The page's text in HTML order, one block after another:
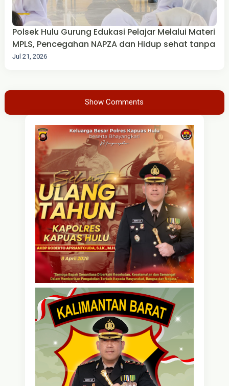
Polsek Hulu Gurung Edukasi Pelajar Melalui Materi
MPLS, Pencegahan NAPZA dan Hidup sehat tanpa
Jul 21, 2026
Show Comments